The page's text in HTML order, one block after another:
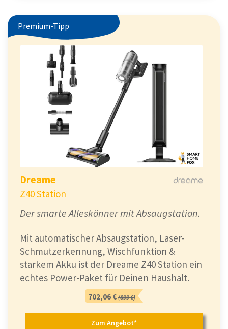
Premium-Tipp
Dreame
Z40 Station
Der smarte Alleskönner mit Absaugstation.
Mit automatischer Absaugstation, Laser-
Schmutzerkennung, Wischfunktion &
starkem Akku ist der Dreame Z40 Station ein
echtes Power-Paket für Deinen Haushalt.
702,06 €(899 €)
Zum Angebot*